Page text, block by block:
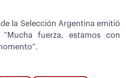
la Selección Argentina emitió
fuerza, estamos con